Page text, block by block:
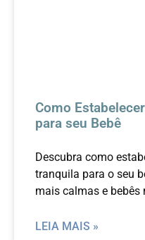
Como
para seu Bebê
Descubra como
tranquila para o seu
mais calmas e bebês
LEIA MAIS »